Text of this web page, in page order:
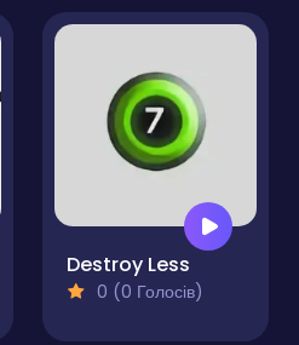
Destroy Less
0 (0 Голосів)